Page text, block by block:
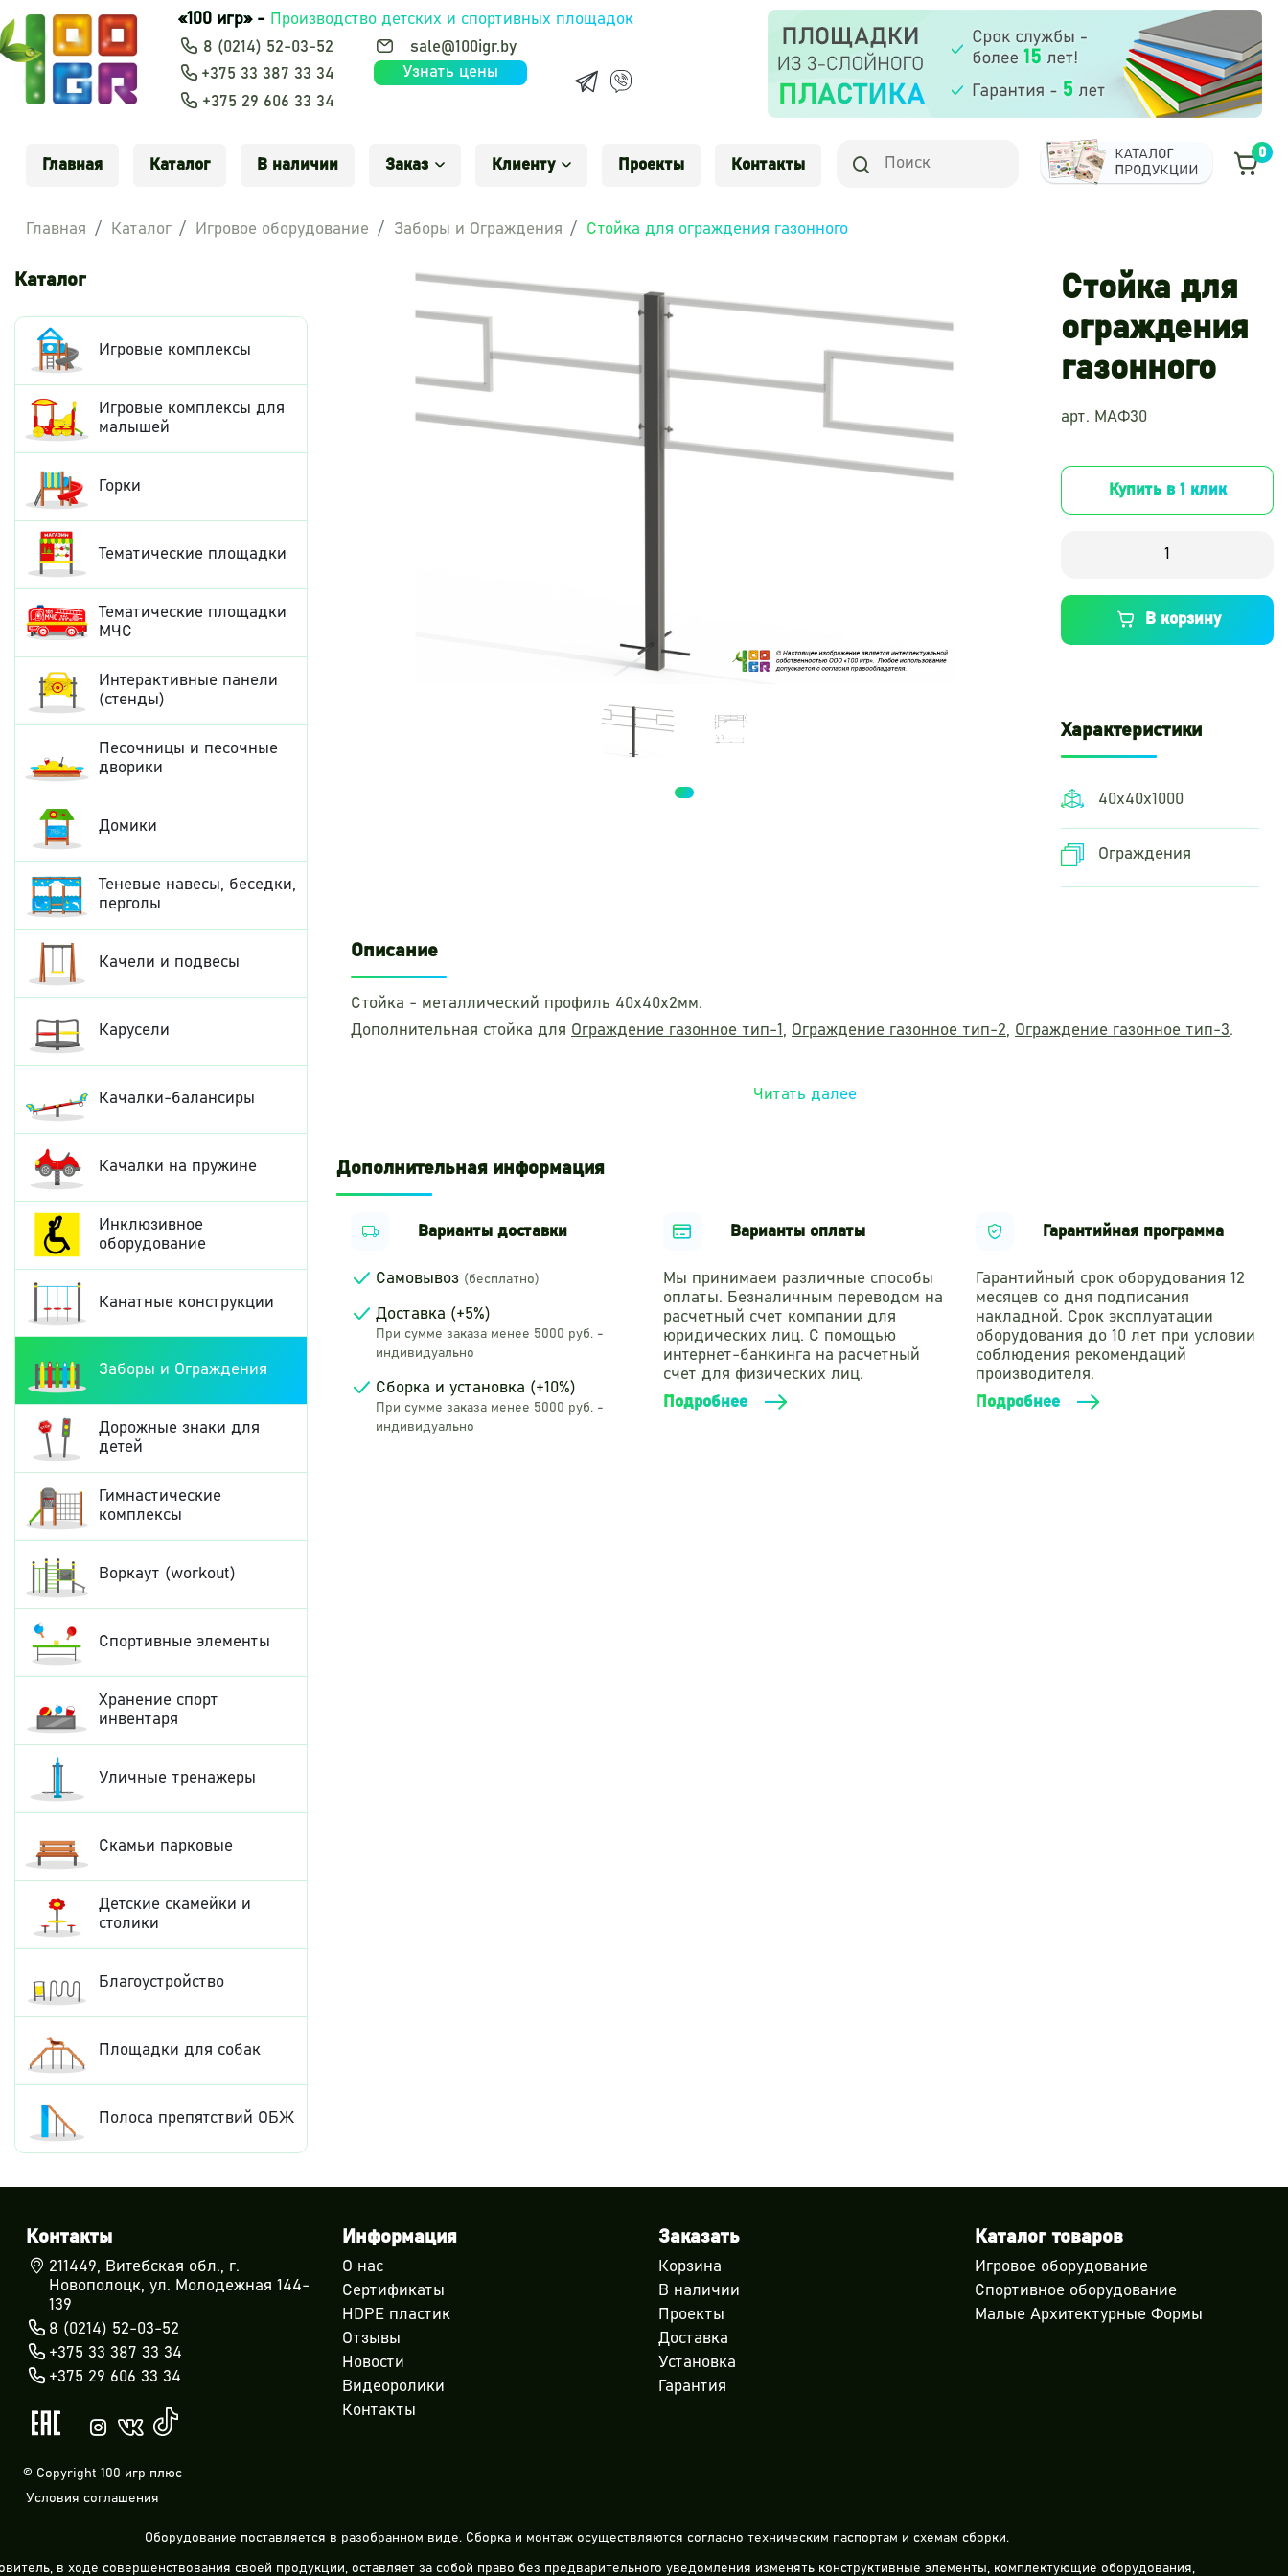
«100 игр» - Производство детских и спортивных площадок
8 (0214) 52-03-52
+375 33 387 33 34
+375 29 606 33 34
sale@100igr.by
Узнать цены
Главная Каталог В наличии Заказ Клиенту Проекты Контакты
0
Главная Каталог Игровое оборудование Заборы и Ограждения Стойка для ограждения газонного
Каталог
Игровые комплексы
Игровые комплексы для
малышей
Горки
Тематические площадки
Тематические площадки
МЧС
Интерактивные панели
(стенды)
Песочницы и песочные
дворики
Домики
Теневые навесы, беседки,
перголы
Качели и подвесы
Карусели
Качалки-балансиры
Качалки на пружине
Инклюзивное
оборудование
Канатные конструкции
Заборы и Ограждения
Дорожные знаки для
детей
Гимнастические
комплексы
Воркаут (workout)
Спортивные элементы
Хранение спорт
инвентаря
Уличные тренажеры
Скамьи парковые
Детские скамейки и
столики
Благоустройство
Площадки для собак
Полоса препятствий ОБЖ
Стойка для
ограждения
газонного
арт. МАФ30
Купить в 1 клик
В корзину
Характеристики
40х40х1000
Ограждения
Описание
Стойка - металлический профиль 40х40х2мм.
Дополнительная стойка для Ограждение газонное тип-1 , Ограждение газонное тип-2, Ограждение газонное тип-3.
Читать далее
Дополнительная информация
Варианты доставки
Самовывоз (бесплатно)
Доставка (+5%)
При сумме заказа менее 5000 руб. -
индивидуально
Сборка и установка (+10%)
При сумме заказа менее 5000 руб. -
индивидуально
Варианты оплаты
Мы принимаем различные способы
оплаты. Безналичным переводом на
расчетный счет компании для
юридических лиц. С помощью
интернет-банкинга на расчетный
счет для физических лиц.
Подробнее
Гарантийная программа
Гарантийный срок оборудования 12
месяцев со дня подписания
накладной. Срок эксплуатации
оборудования до 10 лет при условии
соблюдения рекомендаций
производителя.
Подробнее
Контакты
211449, Витебская обл., г.
Новополоцк, ул. Молодежная 144-
139
8 (0214) 52-03-52
+375 33 387 33 34
+375 29 606 33 34
© Copyright 100 игр плюс
Условия соглашения
Информация
О нас
Сертификаты
HDPE пластик
Отзывы
Новости
Видеоролики
Контакты
Заказать
Корзина
В наличии
Проекты
Доставка
Установка
Гарантия
Каталог товаров
Игровое оборудование
Спортивное оборудование
Малые Архитектурные Формы
Оборудование поставляется в разобранном виде. Сборка и монтаж осуществляются согласно техническим паспортам и схемам сборки.
в ходе совершенствования своей продукции, оставляет за собой право без предварительного уведомления изменять конструктивные элементы, комплектующие оборудования,